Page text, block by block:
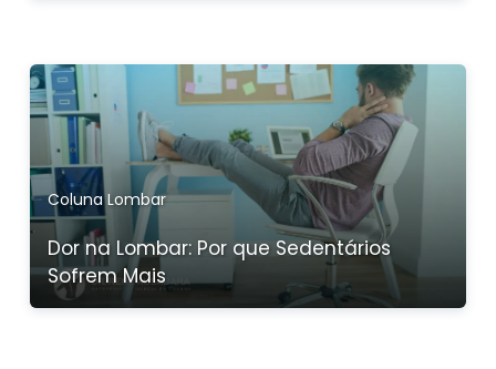
Coluna Lombar
Dor na Lombar: Por que Sedentários
Sofrem Mais